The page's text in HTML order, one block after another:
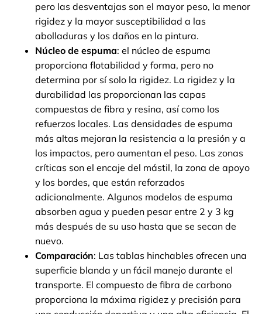
pero las desventajas son el mayor peso, la menor
rigidez y la mayor susceptibilidad a las
abolladuras y los daños en la pintura.
Núcleo de espuma: el núcleo de espuma
proporciona flotabilidad y forma, pero no
determina por sí solo la rigidez. La rigidez y la
durabilidad las proporcionan las capas
compuestas de fibra y resina, así como los
refuerzos locales. Las densidades de espuma
más altas mejoran la resistencia a la presión y a
los impactos, pero aumentan el peso. Las zonas
críticas son el encaje del mástil, la zona de apoyo
y los bordes, que están reforzados
adicionalmente. Algunos modelos de espuma
absorben agua y pueden pesar entre 2 y 3 kg
más después de su uso hasta que se secan de
nuevo.
Comparación: Las tablas hinchables ofrecen una
superficie blanda y un fácil manejo durante el
transporte. El compuesto de fibra de carbono
proporciona la máxima rigidez y precisión para